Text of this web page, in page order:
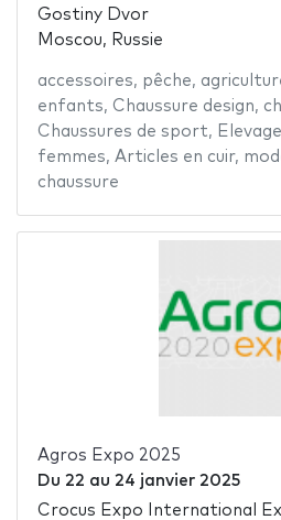
Gostiny Dvor
Moscou, Russie
accessoires, pêche,
enfants, Chaussure design,
Chaussures de sport, Elevage
femmes, Articles en cuir,
chaussure
Agros Expo 2025
Du 22 au 24 janvier 2025
Crocus Expo International